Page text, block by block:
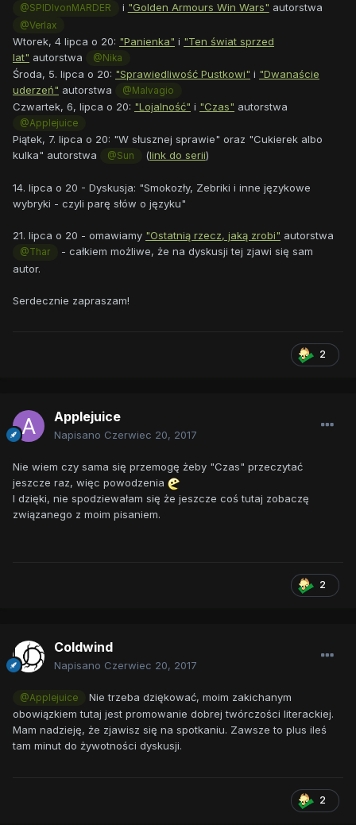
@SPIDIvonMARDER i "Golden Armours Win Wars" autorstwa
@Verlax
Wtorek, 4 lipca o 20: "Panienka" i "Ten świat sprzed
lat" autorstwa @Nika
Środa, 5. lipca o 20: "Sprawiedliwość Pustkowi" i "Dwanaście
uderzeń" autorstwa @Malvagio
Czwartek, 6, lipca o 20: "Lojalność" i "Czas" autorstwa
@Applejuice
Piątek, 7. lipca o 20: "W słusznej sprawie" oraz "Cukierek albo
kulka" autorstwa
@Sun (link do serii)
14. lipca o 20 - Dyskusja: "Smokozły, Zebriki i inne językowe
wybryki - czyli parę słów o języku"
21. lipca o 20 - omawiamy "Ostatnią rzecz, jaką zrobi" autorstwa
@Thar
- całkiem możliwe, że na dyskusji tej zjawi się sam
autor.
Serdecznie zapraszam!
2
Applejuice
Napisano Czerwiec 20, 2017
Nie wiem czy sama się przemogę żeby "Czas" przeczytać
jeszcze raz, więc powodzenia
I dzięki, nie spodziewałam się że jeszcze coś tutaj zobaczę
związanego z moim pisaniem.
2
Coldwind
Napisano Czerwiec 20, 2017
@Applejuice
Nie trzeba dziękować, moim zakichanym
obowiązkiem tutaj jest promowanie dobrej twórczości literackiej.
Mam nadzieję, że zjawisz się na spotkaniu. Zawsze to plus ileś
tam minut do żywotności dyskusji.
2